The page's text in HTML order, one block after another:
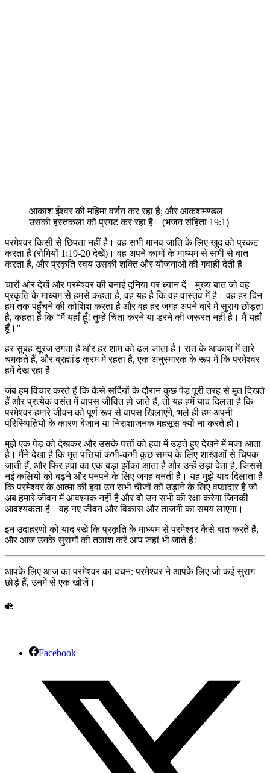
आकाश ईश्वर की महिमा वर्णन कर रहा है; और आकशमण्डल
उसकी हस्तकला को प्रगट कर रहा है। (भजन संहिता 19:1)
परमेश्वर किसी से छिपता नहीं है। वह सभी मानव जाति के लिए खुद को प्रकट
करता है (रोमियों 1:19-20 देखें)। वह अपने कामों के माध्यम से सभी से बात
करता है, और प्रकृति स्वयं उसकी शक्ति और योजनाओं की गवाही देती है।
चारों ओर देखें और परमेश्वर की बनाई दुनिया पर ध्यान दें। मुख्य बात जो वह
प्रकृति के माध्यम से हमसे कहता है, वह यह है कि वह वास्तव में है। वह हर दिन
हम तक पहुँचने की कोशिश करता है और वह हर जगह अपने बारे में सुराग छोड़ता
है, कहता है कि “मैं यहाँ हूँ! तुम्हें चिंता करने या डरने की जरूरत नहीं है। मैं यहाँ
हूँ।”
हर सुबह सूरज उगता है और हर शाम को ढल जाता है। रात के आकाश में तारे
चमकते हैं, और ब्रह्मांड क्रम में रहता है, एक अनुस्मारक के रूप में कि परमेश्वर
हमें देख रहा है।
जब हम विचार करते हैं कि कैसे सर्दियों के दौरान कुछ पेड़ पूरी तरह से मृत दिखते
हैं और प्रत्येक वसंत में वापस जीवित हो जाते हैं, तो यह हमें याद दिलता है कि
परमेश्वर हमारे जीवन को पूर्ण रूप से वापस खिलाएंगे, भले ही हम अपनी
परिस्थितियों के कारण बेजान या निराशाजनक महसूस क्यों ना करते हों।
मुझे एक पेड़ को देखकर और उसके पत्तों को हवा में उड़ते हुए देखने में मजा आता
है। मैंने देखा है कि मृत पत्तियां कभी-कभी कुछ समय के लिए शाखाओं से चिपक
जाती हैं, और फिर हवा का एक बड़ा झोंका आता है और उन्हें उड़ा देता है, जिससे
नई कलियों को बढ़ने और पनपने के लिए जगह बनती है। यह मुझे याद दिलाता है
कि परमेश्वर के आत्मा की हवा उन सभी चीजों को उड़ाने के लिए वफादार है जो
अब हमारे जीवन में आवश्यक नहीं है और वो उन सभी की रक्षा करेगा जिनकी
आवश्यकता है। वह नए जीवन और विकास और ताजगी का समय लाएगा।
इन उदाहरणों को याद रखें कि प्रकृति के माध्यम से परमेश्वर कैसे बात करते हैं,
और आज उनके सुरागों की तलाश करें आप जहां भी जाते हैं!
आपके लिए आज का परमेश्वर का वचन: परमेश्वर ने आपके लिए जो कई सुराग
छोड़े हैं, उनमें से एक खोजें।
बाँटे
Facebook